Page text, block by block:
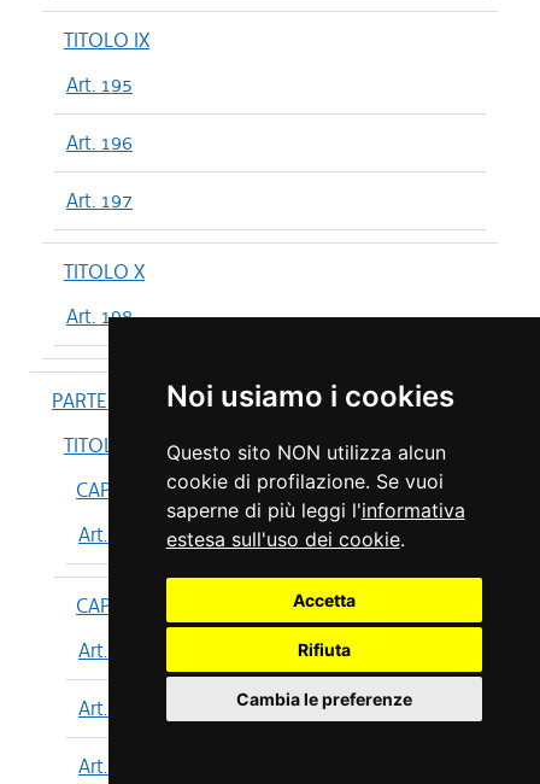
Noi usiamo i cookies
Questo sito NON utilizza alcun
cookie di profilazione. Se vuoi
saperne di più leggi l'informativa
estesa sull'uso dei cookie.
Accetta
Rifiuta
Cambia le preferenze
TITOLO IX
Art. 195
Art. 196
Art. 197
TITOLO X
Art. 198
PARTE IV
TITOLO I
CAPO I
Art. 199
CAPO II
Art. 200
Art. 201
Art. 202